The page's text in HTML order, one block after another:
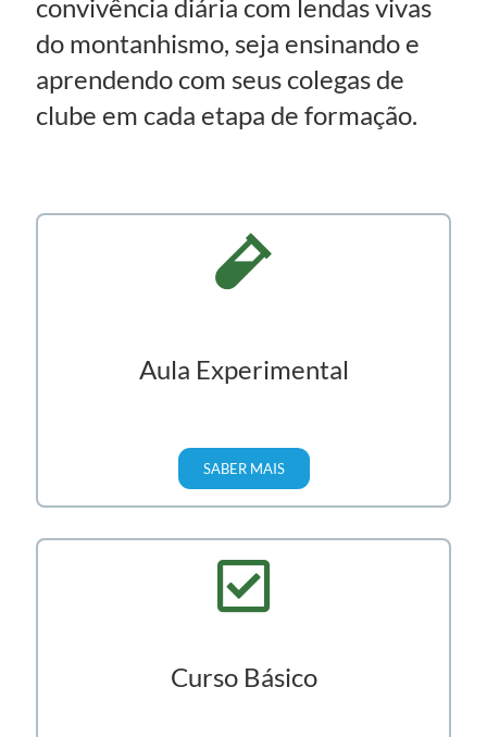
A formação montanhista não acaba
que estarão sempre aprendendo e
se aperfeiçoando, seja pela
convivência diária com lendas vivas
aprendendo com seus colegas de
clube em cada etapa de formação.